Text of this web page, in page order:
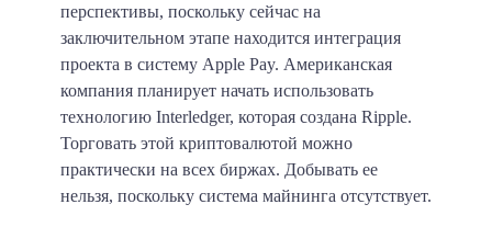
перспективы, поскольку сейчас на
заключительном этапе находится интеграция
проекта в систему Apple Pay. Американская
компания планирует начать использовать
технологию Interledger, которая создана Ripple.
Торговать этой криптовалютой можно
практически на всех биржах. Добывать ее
нельзя, поскольку система майнинга отсутствует.